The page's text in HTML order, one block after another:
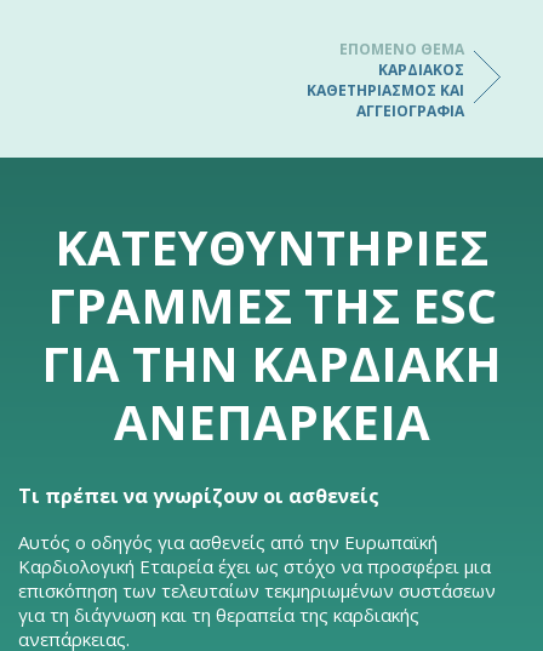
ΕΠΌΜΕΝΟ ΘΈΜΑ
ΚΑΡΔΙΑΚΌΣ
ΚΑΘΕΤΗΡΙΑΣΜΌΣ ΚΑΙ
ΑΓΓΕΙΟΓΡΑΦΊΑ
ΚΑΤΕΥΘΥΝΤΉΡΙΕΣ
ΓΡΑΜΜΈΣ ΤΗΣ ESC
ΓΙΑ ΤΗΝ ΚΑΡΔΙΑΚΉ
ΑΝΕΠΆΡΚΕΙΑ
Τι πρέπει να γνωρίζουν οι ασθενείς
Αυτός ο οδηγός για ασθενείς από την Ευρωπαϊκή
Καρδιολογική Εταιρεία έχει ως στόχο να προσφέρει μια
επισκόπηση των τελευταίων τεκμηριωμένων συστάσεων
για τη διάγνωση και τη θεραπεία της καρδιακής
ανεπάρκειας.